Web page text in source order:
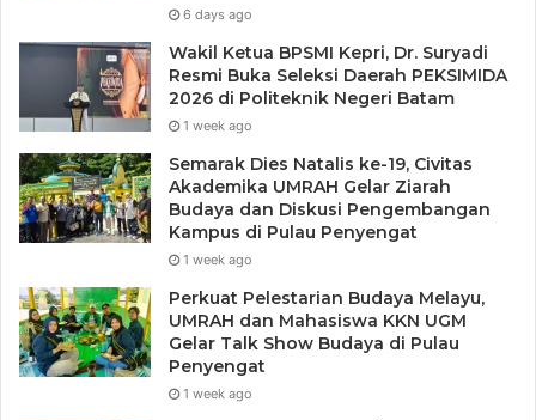
6 days ago
Wakil Ketua BPSMI Kepri, Dr. Suryadi
Resmi Buka Seleksi Daerah PEKSIMIDA
2026 di Politeknik Negeri Batam
1 week ago
Semarak Dies Natalis ke-19, Civitas
Akademika UMRAH Gelar Ziarah
Budaya dan Diskusi Pengembangan
Kampus di Pulau Penyengat
1 week ago
Perkuat Pelestarian Budaya Melayu,
UMRAH dan Mahasiswa KKN UGM
Gelar Talk Show Budaya di Pulau
Penyengat
1 week ago